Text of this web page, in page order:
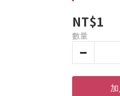
NT$1
數量